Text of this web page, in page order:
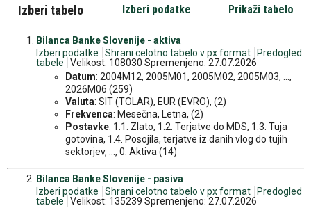
Izberi tabelo Izberi podatke Prikaži tabelo
Bilanca Banke Slovenije - aktiva
Izberi podatke
Shrani celotno tabelo v px format
Predogled
tabele
Velikost: 108030 Spremenjeno: 27.07.2026
Datum: 2004M12, 2005M01, 2005M02, 2005M03, ...,
2026M06 (259)
Valuta: SIT (TOLAR), EUR (EVRO), (2)
Frekvenca: Mesečna, Letna, (2)
Postavke: 1.1. Zlato, 1.2. Terjatve do MDS, 1.3. Tuja
gotovina, 1.4. Posojila, terjatve iz danih vlog do tujih
sektorjev, ..., 0. Aktiva (14)
Bilanca Banke Slovenije - pasiva
Izberi podatke
Shrani celotno tabelo v px format
Predogled
tabele
Velikost: 135239 Spremenjeno: 27.07.2026